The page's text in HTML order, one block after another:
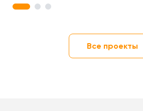
1 2 3
Все проекты